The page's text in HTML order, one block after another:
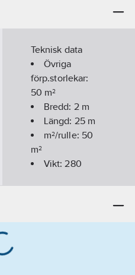
Teknisk data
Övriga
förp.storlekar:
50 m²
Bredd: 2m
Längd: 25m
m²/rulle: 50
m²
Vikt:280